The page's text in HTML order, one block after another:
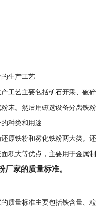
生产工艺
工艺主要包括矿石开采、破
末。然后用磁选设备分离铁
种类和用途
原铁粉和雾化铁粉两大类。
积大等优点，主要用于金属
厂家的质量标准。
质量标准主要包括铁含量、